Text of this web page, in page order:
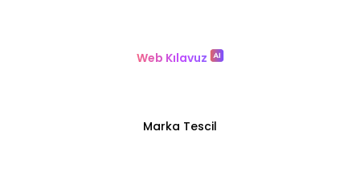
Web Kılavuz
Marka Tescil